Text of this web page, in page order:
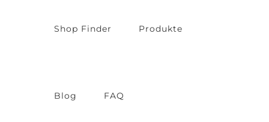
Shop Finder Produkte
Blog FAQ